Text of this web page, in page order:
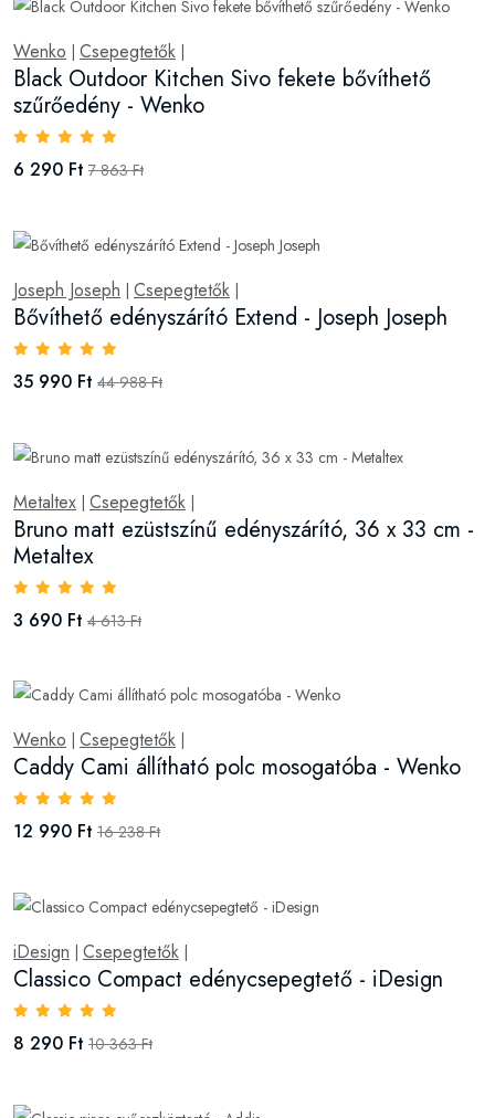
Wenko | Csepegtetők |
Black Outdoor Kitchen Sivo fekete bővíthető
szűrőedény - Wenko
6 290 Ft 7 863 Ft
Joseph Joseph | Csepegtetők |
Bővíthető edényszárító Extend - Joseph Joseph
35 990 Ft 44 988 Ft
Metaltex | Csepegtetők |
Bruno matt ezüstszínű edényszárító, 36 x 33 cm -
Metaltex
3 690 Ft 4 613 Ft
Wenko Csepegtetők
Caddy Cami állítható polc mosogatóba - Wenko
12 990 Ft 16 238 Ft
iDesign Csepegtetők
Classico Compact edénycsepegtető - iDesign
8 290 Ft 10 363 Ft